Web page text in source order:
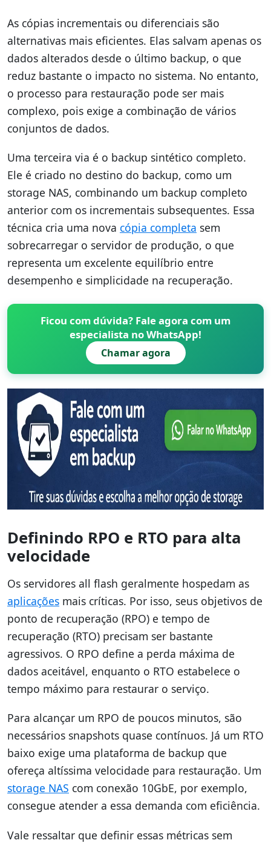
As cópias incrementais ou diferenciais são
alternativas mais eficientes. Elas salvam apenas os
dados alterados desde o último backup, o que
reduz bastante o impacto no sistema. No entanto,
o processo para restauração pode ser mais
complexo, pois exige a combinação de vários
conjuntos de dados.
Uma terceira via é o backup sintético completo.
Ele é criado no destino do backup, como um
storage NAS, combinando um backup completo
anterior com os incrementais subsequentes. Essa
técnica cria uma nova cópia completa sem
sobrecarregar o servidor de produção, o que
representa um excelente equilíbrio entre
desempenho e simplicidade na recuperação.
Ficou com dúvida? Fale agora com um
especialista no WhatsApp!
Chamar agora
Definindo RPO e RTO para alta
velocidade
Os servidores all flash geralmente hospedam as
aplicações mais críticas. Por isso, seus objetivos de
ponto de recuperação (RPO) e tempo de
recuperação (RTO) precisam ser bastante
agressivos. O RPO define a perda máxima de
dados aceitável, enquanto o RTO estabelece o
tempo máximo para restaurar o serviço.
Para alcançar um RPO de poucos minutos, são
necessários snapshots quase contínuos. Já um RTO
baixo exige uma plataforma de backup que
ofereça altíssima velocidade para restauração. Um
storage NAS com conexão 10GbE, por exemplo,
consegue atender a essa demanda com eficiência.
Vale ressaltar que definir essas métricas sem